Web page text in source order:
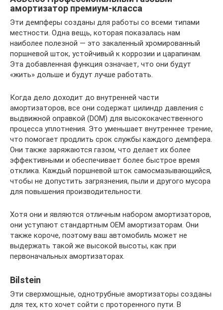
амортизатор премиум-класса
Эти демпферы созданы для работы со всеми типами
местности. Одна вещь, которая показалась нам
наиболее полезной — это закаленный хромированный
поршневой шток, устойчивый к коррозии и царапинам.
Эта добавленная функция означает, что они будут
«жить» дольше и будут лучше работать.
Когда дело доходит до внутренней части
амортизаторов, все они содержат цилиндр давления с
выдвижной оправкой (DOM) для высококачественного
процесса уплотнения. Это уменьшает внутреннее трение,
что помогает продлить срок службы каждого демпфера.
Они также заряжаются газом, что делает их более
эффективными и обеспечивает более быстрое время
отклика. Каждый поршневой шток самосмазывающийся,
чтобы не допустить загрязнения, пыли и другого мусора
для повышения производительности.
Хотя они и являются отличным набором амортизаторов,
они уступают стандартным OEM амортизаторам. Они
также короче, поэтому ваш автомобиль может не
выдержать такой же высокой высоты, как при
первоначальных амортизаторах.
Bilstein
Эти сверхмощные, однотрубные амортизаторы созданы
для тех, кто хочет сойти с проторенного пути. В